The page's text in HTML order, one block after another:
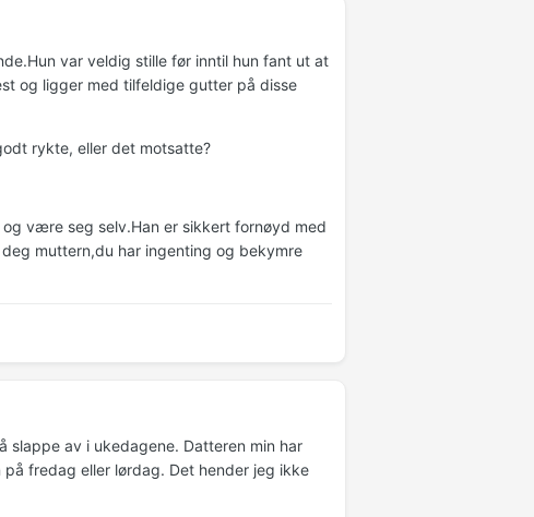
var veldig stille før inntil hun fant ut at
og ligger med tilfeldige gutter på disse
rykte, eller det motsatte?
være seg selv.Han er sikkert fornøyd med
muttern,du har ingenting og bekymre
slappe av i ukedagene. Datteren min har
fredag eller lørdag. Det hender jeg ikke